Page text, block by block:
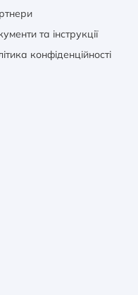
та інструкції
конфіденційності